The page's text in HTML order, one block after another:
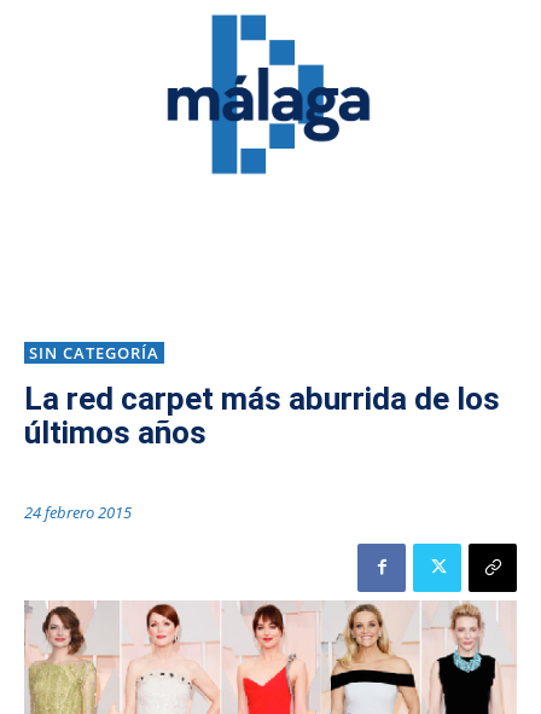
SIN CATEGORÍA
La red carpet más aburrida de los
últimos años
24 febrero 2015